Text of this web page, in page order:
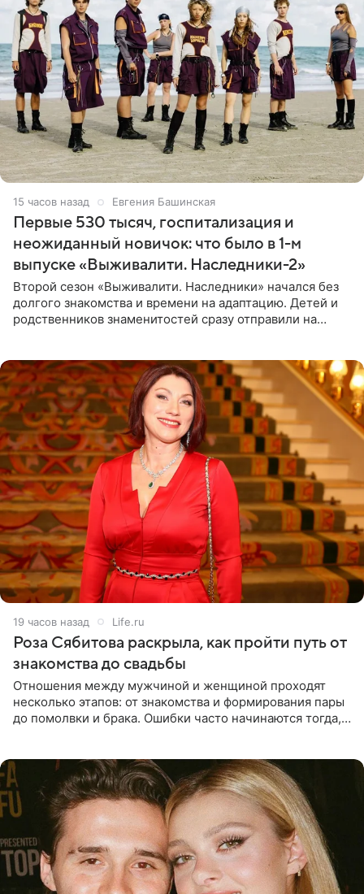
15 часов назад Евгения Башинская
Первые 530 тысяч, госпитализация и
неожиданный новичок: что было в 1-м
выпуске «Выживалити. Наследники-2»
Второй сезон «Выживалити. Наследники» начался без
долгого знакомства и времени на адаптацию. Детей и
родственников знаменитостей сразу отправили на
19 часов назад Life.ru
Роза Сябитова раскрыла, как пройти путь от
знакомства до свадьбы
Отношения между мужчиной и женщиной проходят
несколько этапов: от знакомства и формирования пары
до помолвки и брака. Ошибки часто начинаются тогда,